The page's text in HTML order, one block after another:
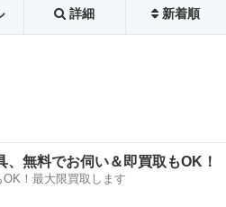
詳細 新着順
、無料でお伺い＆即買取もOK！
！最大限買取します